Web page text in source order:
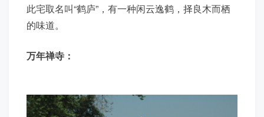
此宅取名叫“鹤庐”，有一种闲云逸鹤，择良木而栖
的味道。
万年禅寺：